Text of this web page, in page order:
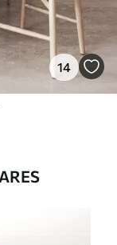
14